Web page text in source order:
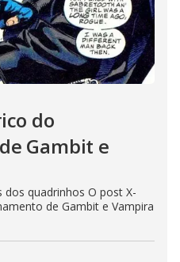
do
Gambit e
quadrinhos O post X-
de Gambit e Vampira